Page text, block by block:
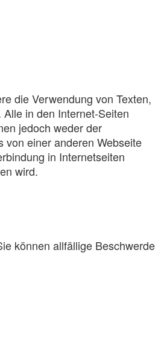
die Verwendung von Texten,
in den Internet-Seiten
jedoch weder der
von einer anderen Webseite
in Internetseiten
wird.
können allfällige Beschwerde